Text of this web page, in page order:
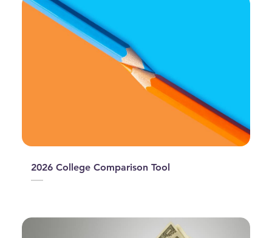
2026 College Comparison Tool